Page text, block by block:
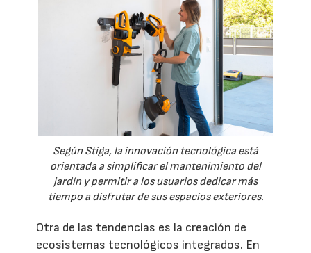
Según Stiga, la innovación tecnológica está
orientada a simplificar el mantenimiento del
jardín y permitir a los usuarios dedicar más
tiempo a disfrutar de sus espacios exteriores.
Otra de las tendencias es la creación de
ecosistemas tecnológicos integrados. En